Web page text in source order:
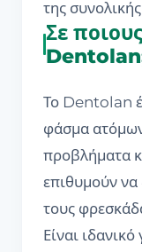
της
Σε
Το Dentolan
φάσμα
προβλήματα
επιθυμούν να
τους
Είναι ιδανικό